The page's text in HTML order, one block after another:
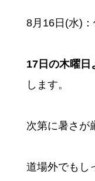
8月16日(水)：
17日の木曜日
します。
次第に暑さが
道場外でもし